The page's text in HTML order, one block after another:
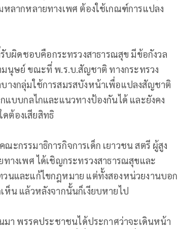
ลากหลายทางเพศ ต้องใช้เกณฑ์การแปลง
ผิดชอบคือกระทรวงสาธารณสุข มีข้อกังวล
มนุษย์ ขณะที่ พ.ร.บ.สัญชาติ ทางกระทรวง
างกลุ่มใช้การสมรสบังหน้าเพื่อแปลงสัญชาติ
แบบกลไกและแนวทางป้องกันได้ และยังคง
ต้องเสียสิทธิ
กรรมาธิการกิจการเด็ก เยาวชน สตรี ผู้สูง
างเพศ ได้เชิญกระทรวงสาธารณสุขและ
นและแก้ไขกฎหมาย แต่ทั้งสองหน่วยงานบอก
ห็น แล้วหลังจากนั้นก็เงียบหายไป
มา พรรคประชาชนได้ประกาศว่าจะเดินหน้า